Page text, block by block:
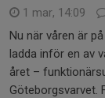
1 mar, 14:09
Nu när våren är
ladda inför en av
året –
Göteborgsvarvet.